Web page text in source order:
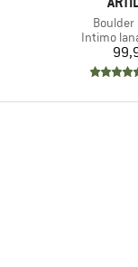
Articolo
Boulder
Gruppo
Intimo